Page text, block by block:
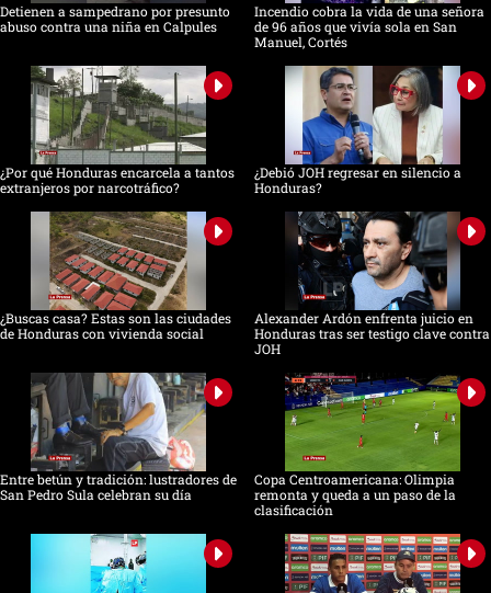
Detienen a sampedrano por presunto
abuso contra una niña en Calpules
Incendio cobra la vida de una señora
de 96 años que vivía sola en San
Manuel, Cortés
¿Por qué Honduras encarcela a tantos
extranjeros por narcotráfico?
¿Debió JOH regresar en silencio a
Honduras?
¿Buscas casa? Estas son las ciudades
de Honduras con vivienda social
Alexander Ardón enfrenta juicio en
Honduras tras ser testigo clave contra
JOH
Entre betún y tradición: lustradores de
San Pedro Sula celebran su día
Copa Centroamericana: Olimpia
remonta y queda a un paso de la
clasificación